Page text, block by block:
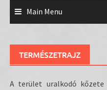
Main Menu
TERMÉSZETRAJZ
A terület uralkodó